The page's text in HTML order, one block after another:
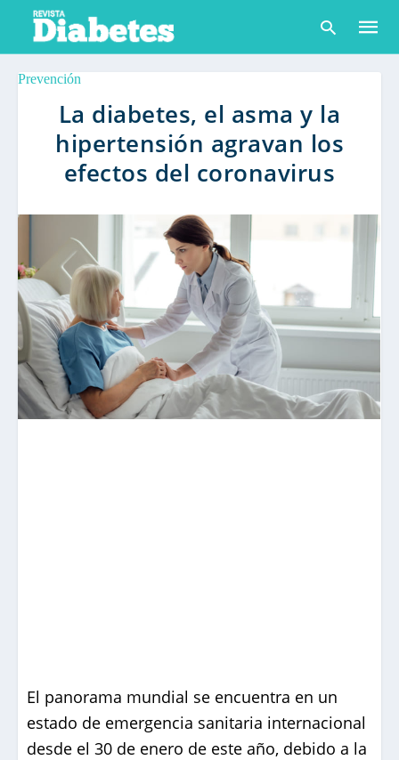
Prevención
La diabetes, el asma y la
hipertensión agravan los
efectos del coronavirus
El panorama mundial se encuentra en un
estado de emergencia sanitaria internacional
desde el 30 de enero de este año, debido a la